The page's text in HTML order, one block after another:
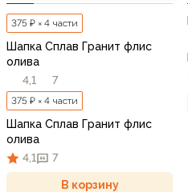
375 ₽ × 4 части
Шапка Сплав Гранит флис
олива
4,1
7
375 ₽ × 4 части
Шапка Сплав Гранит флис
олива
4,1
7
В корзину